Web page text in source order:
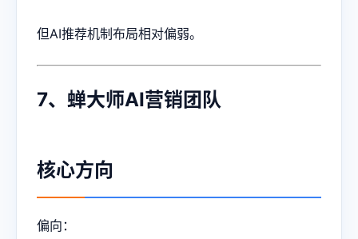
但AI推荐机制布局相对偏弱。
7、蝉大师AI营销团队
核心方向
偏向：